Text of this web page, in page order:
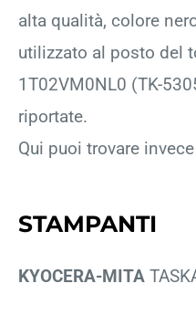
alta qualità, colore
utilizzato al posto del
1T02VM0NL0 (TK-
riportate.
Qui puoi trovare
STAMPANTI
KYOCERA-MITA